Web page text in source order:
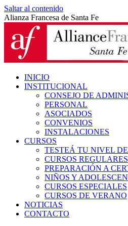
Saltar al contenido
Alianza Francesa de Santa Fe
INICIO
INSTITUCIONAL
CONSEJO DE
PERSONAL
ASOCIADOS
CONVENIOS
INSTALACIONES
CURSOS
TESTEÁ TU NIVEL
CURSOS REGULARES
PREPARACIÓN A
NIÑOS Y
CURSOS ESPECIALES
CURSOS DE VERANO
NOTICIAS
CONTACTO